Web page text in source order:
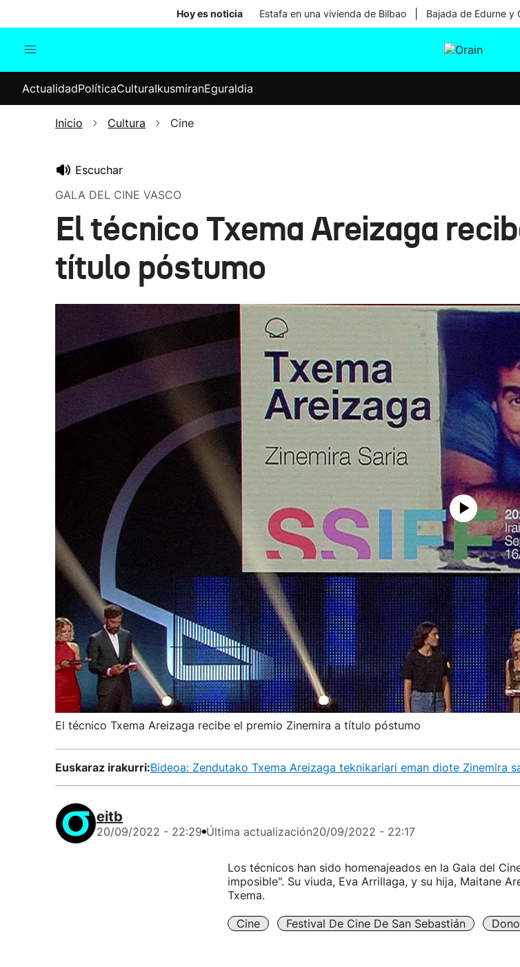
Hoy es noticia Estafa en una vivienda de Bilbao Bajada de Edurne y
Internacional
Elecciones
ActualidadPolíticaCulturaIkusmiranEguraldia
Inicio Cultura Cine
Escuchar
GALA DEL CINE VASCO
El técnico Txema Areizaga
título póstumo
El técnico Txema Areizaga recibe el premio Zinemira a título póstumo
Euskaraz irakurri:Bideoa: Zendutako Txema Areizaga teknikariari eman diote Zinemira
eitb
20/09/2022 - 22:29 Última actualización20/09/2022 - 22:17
Los técnicos han sido homenajeados en la Gala del
imposible". Su viuda, Eva Arrillaga, y su hija, Maitane
Txema.
Cine Festival De Cine De San Sebastián